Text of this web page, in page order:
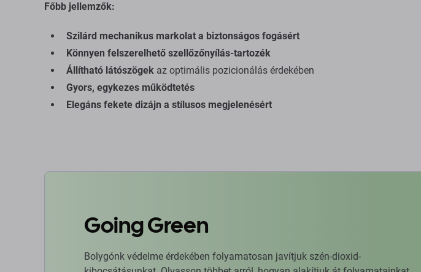
Főbb jellemzők:
Szilárd mechanikus markolat a biztonságos fogásért
Könnyen felszerelhető szellőzőnyílás-tartozék
Állítható látószögek az optimális pozicionálás érdekében
Gyors, egykezes működtetés
Elegáns fekete dizájn a stílusos megjelenésért
Going Green
Bolygónk védelme érdekében folyamatosan javítjuk szén-dioxid-